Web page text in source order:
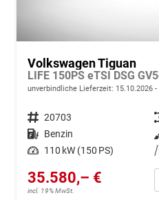
Volkswagen Tiguan
unverbindliche Lieferzeit: 15.10.2026
Fahrzeugnr. 20703
Kraftstoff Benzin
Leistung 110 kW (150 PS)
35.580,– €
incl. 19% MwSt.